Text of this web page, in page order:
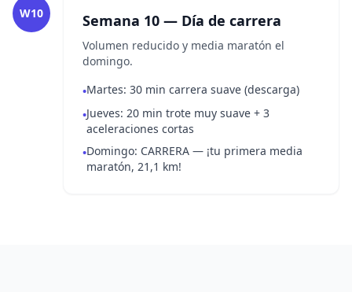
W10 Semana 10 — Día de carrera
Volumen reducido y media maratón el
domingo.
•Martes: 30 min carrera suave (descarga)
•Jueves: 20 min trote muy suave + 3
aceleraciones cortas
•Domingo: CARRERA — ¡tu primera media
maratón, 21,1 km!